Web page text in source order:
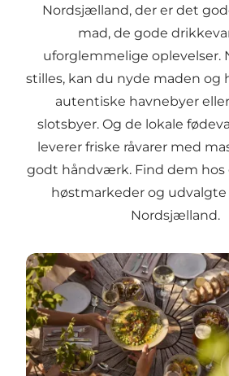
Nordsjælland, der er det
mad, de gode
uforglemmelige oplevelser.
stilles, kan du nyde maden og
autentiske havnebyer
slotsbyer. Og de lokale
leverer friske råvarer med
godt håndværk. Find dem hos
høstmarkeder og udvalgte
Nordsjælland.
Mad & drikke